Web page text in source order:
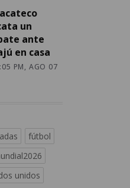
un
ante
en casa
PM, AGO 07
fútbol
unidos